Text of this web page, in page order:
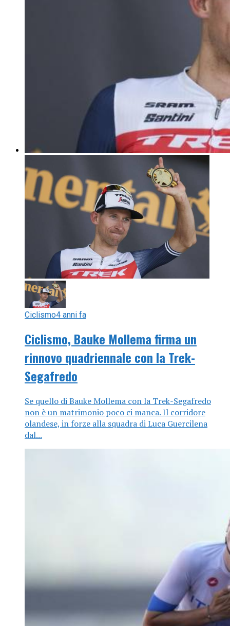
Ciclismo4 anni fa
Ciclismo, Bauke Mollema firma un
rinnovo quadriennale con la Trek-
Segafredo
Se quello di Bauke Mollema con la Trek-Segafredo
non è un matrimonio poco ci manca. Il corridore
olandese, in forze alla squadra di Luca Guercilena
dal...